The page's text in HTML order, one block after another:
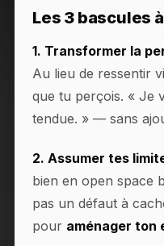
Les 3 bascules
1. Transformer la
Au lieu de ressentir
que tu perçois. « Je
tendue. » — sans
2. Assumer tes
bien en open space
pas un défaut à
pour aménager ton